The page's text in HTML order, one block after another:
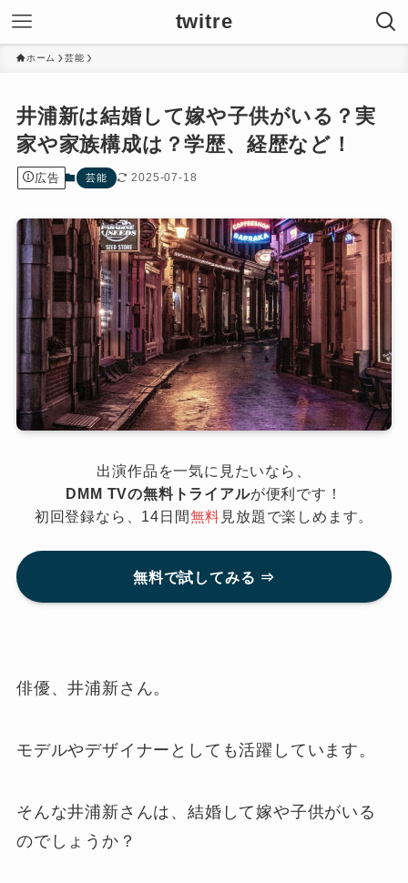
twitre
ホーム 芸能
井浦新は結婚して嫁や子供がいる？実
家や家族構成は？学歴、経歴など！
広告 芸能 2025-07-18
出演作品を一気に見たいなら、
DMM TVの無料トライアルが便利です！
初回登録なら、14日間無料 見放題で楽しめます。
無料で試してみる ⇒
俳優、井浦新さん。
モデルやデザイナーとしても活躍しています。
そんな井浦新さんは、結婚して嫁や子供がいる
のでしょうか？